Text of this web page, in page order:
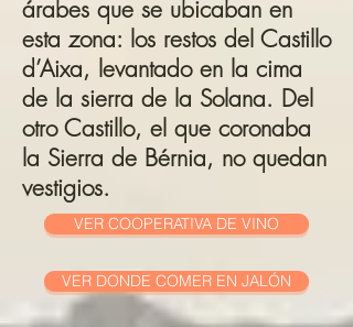
árabes que se ubicaban en
esta zona: los restos del Castillo
d’Aixa, levantado en la cima
de la sierra de la Solana. Del
otro Castillo, el que coronaba
la Sierra de Bérnia, no quedan
vestigios.
VER COOPERATIVA DE VINO
VER DONDE COMER EN JALÓN